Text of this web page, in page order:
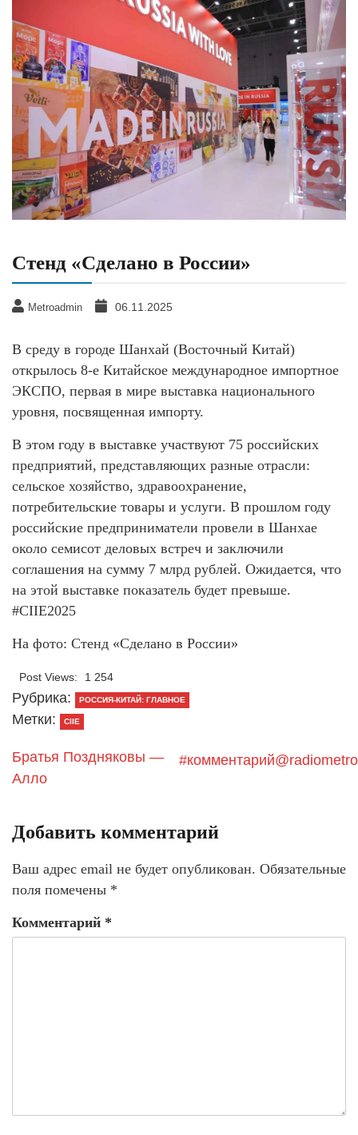
Стенд «Сделано в России»
Metroadmin 06.11.2025
В среду в городе Шанхай (Восточный Китай)
открылось 8-е Китайское международное импортное
ЭКСПО, первая в мире выставка национального
уровня, посвященная импорту.
В этом году в выставке участвуют 75 российских
предприятий, представляющих разные отрасли:
сельское хозяйство, здравоохранение,
потребительские товары и услуги. В прошлом году
российские предприниматели провели в Шанхае
около семисот деловых встреч и заключили
соглашения на сумму 7 млрд рублей. Ожидается, что
на этой выставке показатель будет превыше.
#CIIE2025
На фото: Стенд «Сделано в России»
Post Views: 1 254
Рубрика: РОССИЯ-КИТАЙ: ГЛАВНОЕ
Метки: CIIE
Братья Поздняковы —
Алло
#комментарий@radiometro
Добавить комментарий
Ваш адрес email не будет опубликован. Обязательные
поля помечены *
Комментарий *